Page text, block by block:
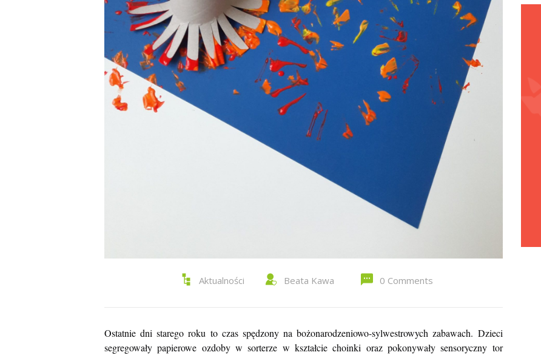
Aktualności Beata Kawa 0 Comments
Ostatnie dni starego roku to czas spędzony na bożonarodzeniowo-sylwestrowych zabawach. Dzieci
segregowały papierowe ozdoby w sorterze w kształcie choinki oraz pokonywały sensoryczny tor